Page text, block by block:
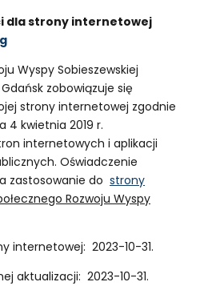
dla strony internetowej
Wyspy Sobieszewskiej
zobowiązuje się
strony internetowej zgodnie
4 kwietnia 2019 r.
internetowych i aplikacji
Oświadczenie
zastosowanie do strony
Rozwoju Wyspy
internetowej: 2023-10-31.
aktualizacji: 2023-10-31.